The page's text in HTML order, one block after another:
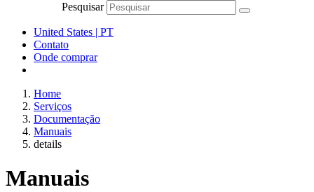
Pesquisar
United States | PT
Contato
Onde comprar
Home
Serviços
Documentação
Manuais
details
Manuais